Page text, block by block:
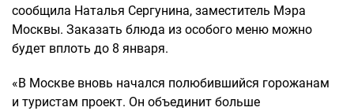
сообщила Наталья Сергунина, заместитель Мэра
Москвы. Заказать блюда из особого меню можно
будет вплоть до 8 января.
«В Москве вновь начался полюбившийся горожанам
и туристам проект. Он объединит больше